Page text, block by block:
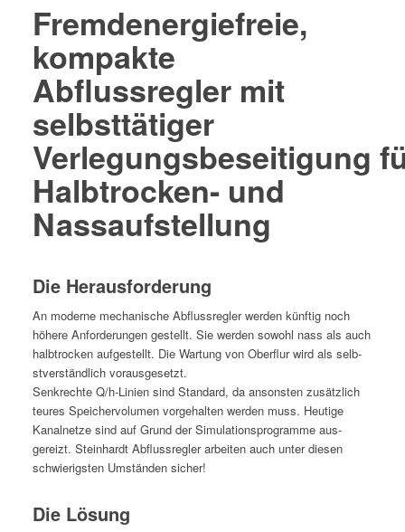
Fremdenergiefreie,
kompakte
Abflussregler mit
selbsttätiger
Verlegungsbeseitigung
Halbtrocken- und
Nassaufstellung
Die Herausforderung
An mod­erne mech­a­nis­che Abflussre­gler wer­den kün­ftig noch
höhere Anforderun­gen gestellt. Sie wer­den sowohl nass als auch
halb­trock­en aufgestellt. Die Wartung von Ober­flur wird als selb­
stver­ständlich vorausgesetzt.
Senkrechte Q/h‑Linien sind Stan­dard, da anson­sten zusät­zlich
teures Spe­icher­vol­u­men vorge­hal­ten wer­den muss. Heutige
Kanal­net­ze sind auf Grund der Sim­u­la­tion­spro­gramme aus­
gereizt. Stein­hardt Abflussre­gler arbeit­en auch unter diesen
schwierig­sten Umstän­den sicher!
Die Lösung